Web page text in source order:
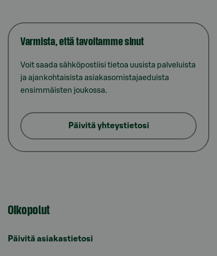
Varmista, että tavoitamme sinut
Voit saada sähköpostiisi tietoa uusista palveluista
ja ajankohtaisista asiakasomistajaeduista
ensimmäisten joukossa.
Päivitä yhteystietosi
Oikopolut
Päivitä asiakastietosi